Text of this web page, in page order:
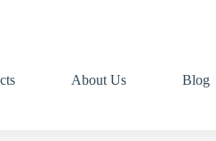
About Us Blog